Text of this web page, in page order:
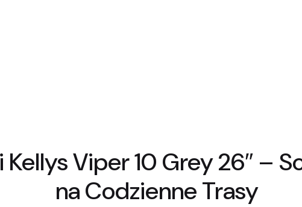
Kellys Viper 10 Grey 26″ –
na Codzienne Trasy